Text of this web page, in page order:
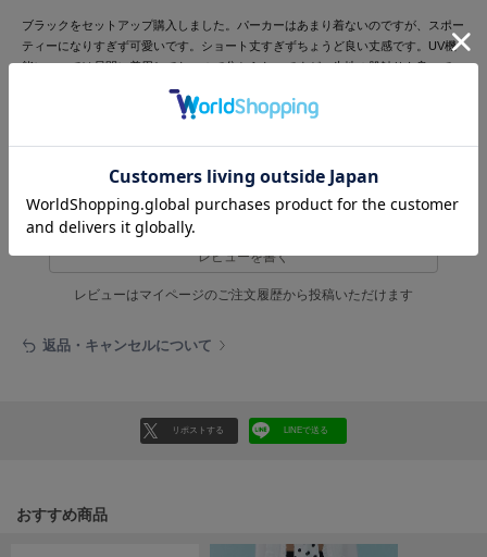
ハンター
ル
LILY BROWN
ブラックをセットアップ購入しました。パーカーはあまり着ないのですが、スポー
ティーになりすぎず可愛いです。ショート丈すぎずちょうど良い丈感です。UV機
能については昼間に着用してないので分からないですが、生地の肌触りも良いで
レビュー投稿で全員に30ポイントプレゼント！
レビューを書く
レビューはマイページのご注文履歴から投稿いただけます
返品・キャンセルについて
リポストする LINEで送る
おすすめ商品